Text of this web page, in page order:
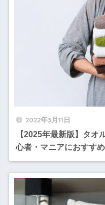
2022年3月11日
【2025年最新版】タオ
心者・マニアにおすす